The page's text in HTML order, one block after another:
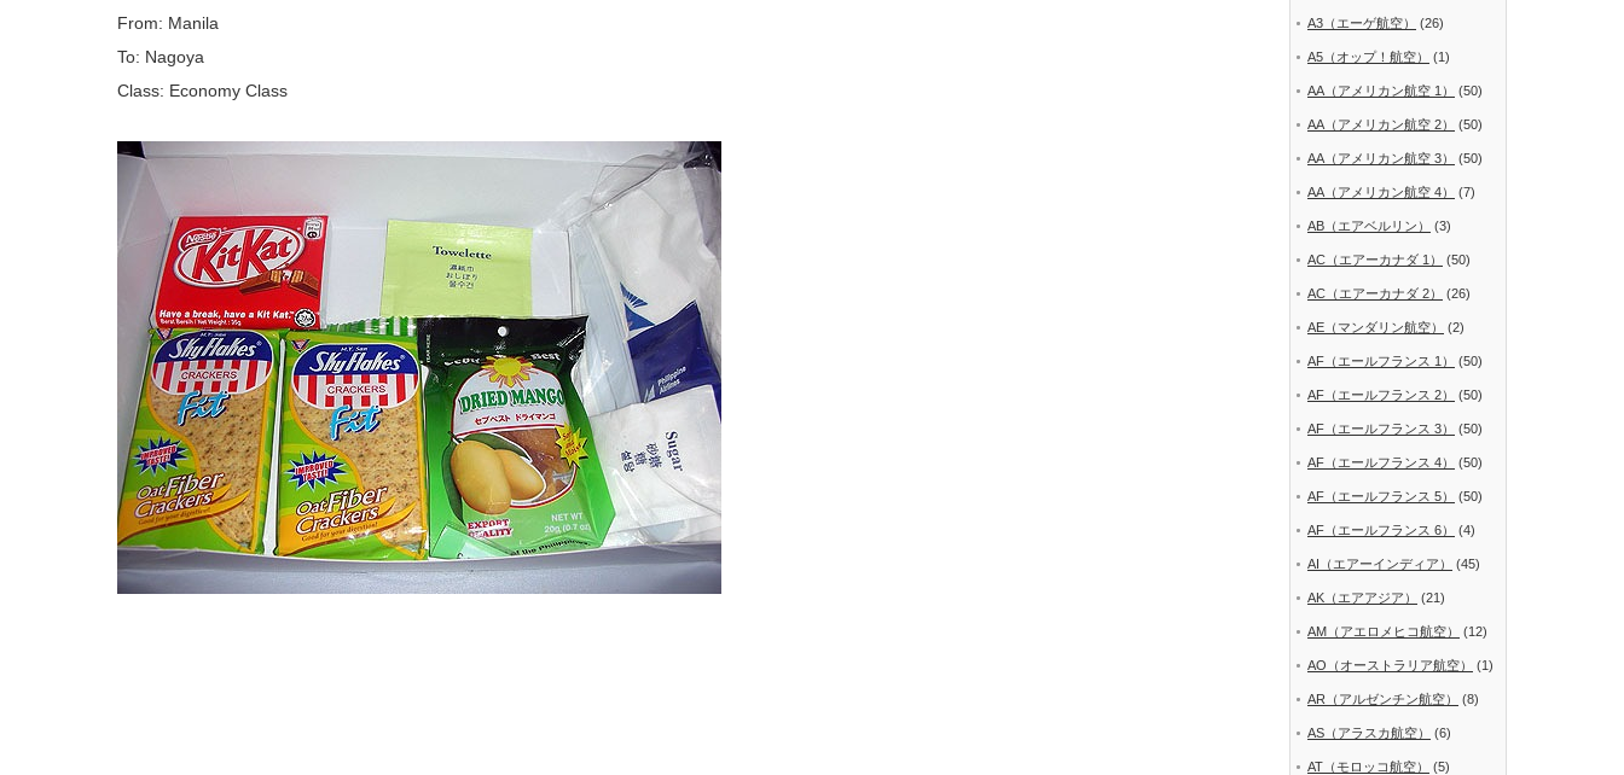
From: Manila
To: Nagoya
Class: Economy Class
A3（エーゲ航空） (26)
A5（オップ！航空） (1)
AA（アメリカン航空 1） (50)
AA（アメリカン航空 2） (50)
AA（アメリカン航空 3） (50)
AA（アメリカン航空 4） (7)
AB（エアベルリン） (3)
AC（エアーカナダ 1） (50)
AC（エアーカナダ 2） (26)
AE（マンダリン航空） (2)
AF（エールフランス 1） (50)
AF（エールフランス 2） (50)
AF（エールフランス 3） (50)
AF（エールフランス 4） (50)
AF（エールフランス 5） (50)
AF（エールフランス 6） (4)
AI（エアーインディア） (45)
AK（エアアジア） (21)
AM（アエロメヒコ航空） (12)
AO（オーストラリア航空） (1)
AR（アルゼンチン航空） (8)
AS（アラスカ航空） (6)
AT（モロッコ航空） (5)